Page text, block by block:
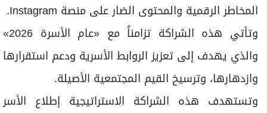
المخاطر الرقمية والمحتوى الضار على منصة Instagram.
وتأتي هذه الشراكة تزامناً مع «عام الأسرة 2026»
والذي يهدف إلى تعزيز الروابط الأسرية ودعم استقرارها
وازدهارها، وترسيخ القيم المجتمعية الأصيلة.
وتستهدف هذه الشراكة الاستراتيجية إطلاع الأسر